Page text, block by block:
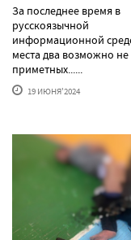
За последнее время в
русскоязычной
информационной
места два возможно
приметных......
19 ИЮНЯ'2024